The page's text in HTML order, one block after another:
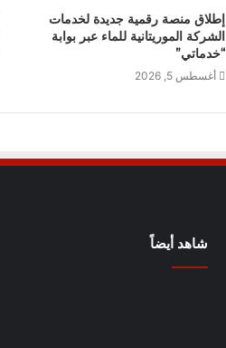
إطلاق منصة رقمية جديدة لخدمات
الشركة الموريتانية للماء عبر بوابة
“خدماتي”
أغسطس 5, 2026
شاهد أيضاً